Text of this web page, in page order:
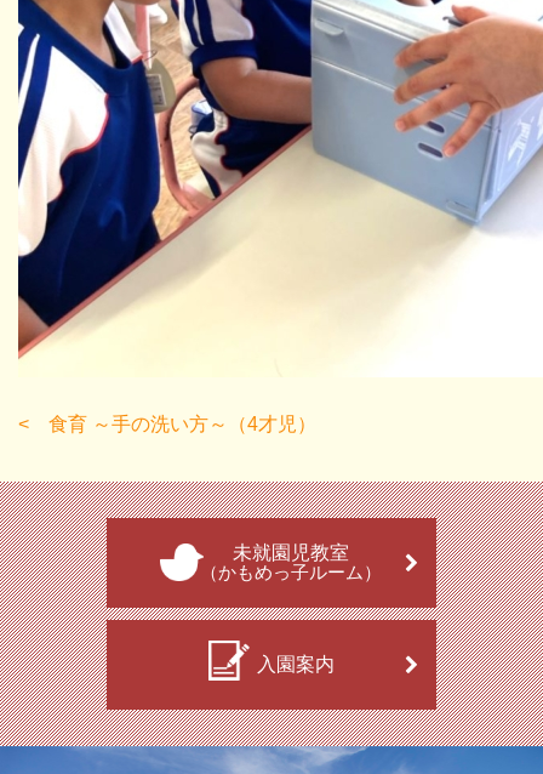
食育 ～手の洗い方～（4才児）
未就園児教室
（かもめっ子ルーム）
入園案内